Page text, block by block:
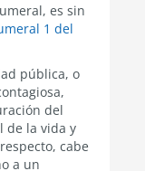
es sin
1 del
pública, o
del
de la vida y
cabe
a un